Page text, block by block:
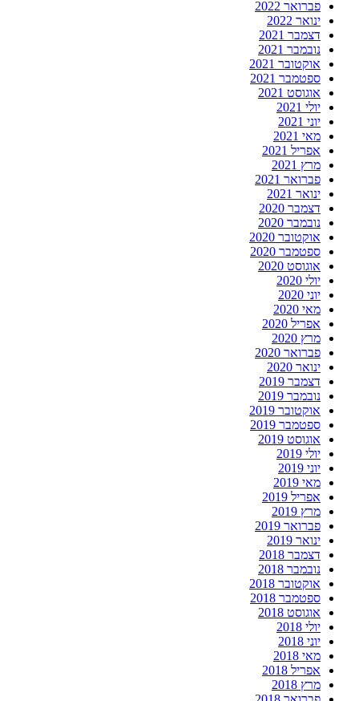
פברואר 2022
ינואר 2022
דצמבר 2021
נובמבר 2021
אוקטובר 2021
ספטמבר 2021
אוגוסט 2021
יולי 2021
יוני 2021
מאי 2021
אפריל 2021
מרץ 2021
פברואר 2021
ינואר 2021
דצמבר 2020
נובמבר 2020
אוקטובר 2020
ספטמבר 2020
אוגוסט 2020
יולי 2020
יוני 2020
מאי 2020
אפריל 2020
מרץ 2020
פברואר 2020
ינואר 2020
דצמבר 2019
נובמבר 2019
אוקטובר 2019
ספטמבר 2019
אוגוסט 2019
יולי 2019
יוני 2019
מאי 2019
אפריל 2019
מרץ 2019
פברואר 2019
ינואר 2019
דצמבר 2018
נובמבר 2018
אוקטובר 2018
ספטמבר 2018
אוגוסט 2018
יולי 2018
יוני 2018
מאי 2018
אפריל 2018
מרץ 2018